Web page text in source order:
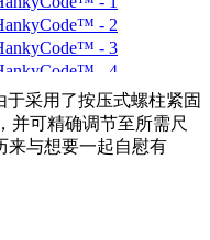
采用了按压式螺柱紧固
并可精确调节至所需尺
来与想要一起自慰有